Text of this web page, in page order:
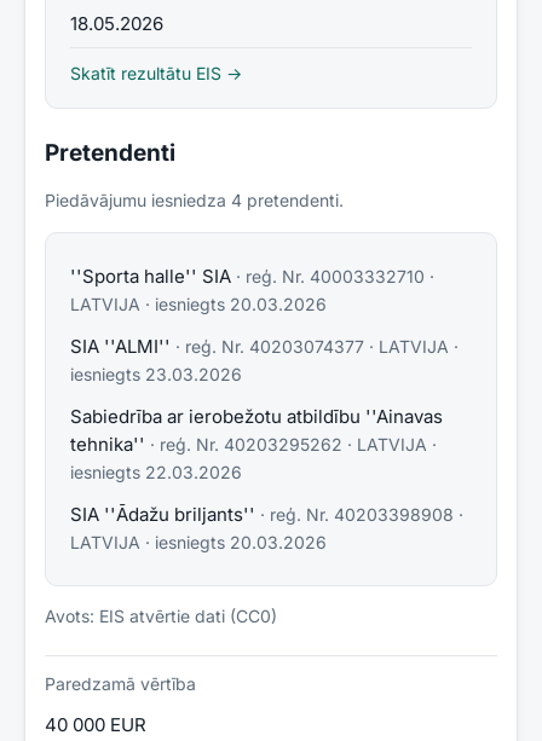
18.05.2026
Skatīt rezultātu EIS →
Pretendenti
Piedāvājumu iesniedza 4 pretendenti.
''Sporta halle'' SIA · reģ. Nr. 40003332710 ·
LATVIJA · iesniegts 20.03.2026
SIA ''ALMI'' · reģ. Nr. 40203074377 · LATVIJA ·
iesniegts 23.03.2026
Sabiedrība ar ierobežotu atbildību ''Ainavas
tehnika'' · reģ. Nr. 40203295262 · LATVIJA ·
iesniegts 22.03.2026
SIA ''Ādažu briljants'' · reģ. Nr. 40203398908 ·
LATVIJA · iesniegts 20.03.2026
Avots: EIS atvērtie dati (CC0)
Paredzamā vērtība
40 000 EUR